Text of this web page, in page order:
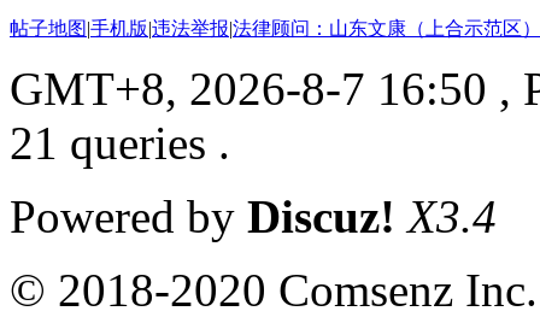
帖子地图|手机版|违法举报|法律顾问：山东文康（上合示范区
GMT+8, 2026-8-7 16:50 ,
21 queries .
Powered by Discuz! X3.4
© 2018-2020 Comsenz Inc.